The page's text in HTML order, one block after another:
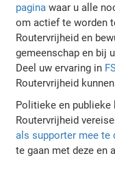
pagina waar u alle
om actief te worden
Routervrijheid en
gemeenschap en bij
Deel uw ervaring in
Routervrijheid
Politieke en
Routervrijheid
als supporter mee te
te gaan met deze en